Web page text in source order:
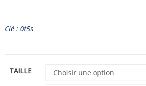
Clé : 0t5s
TAILLE Choisir une option